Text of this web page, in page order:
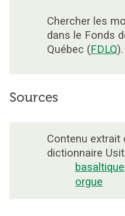
Chercher les
dans le Fonds
Québec (FDLQ).
Sources
Contenu extrait
dictionnaire
basaltique
orgue